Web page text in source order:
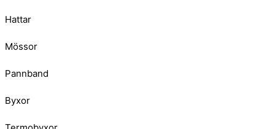
Hattar
Mössor
Pannband
Byxor